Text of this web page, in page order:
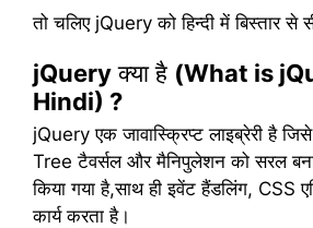
तो चलिए jQuery को हिन्दी में बिस्तार से
jQueryक्या है (What is
Hindi) ?
jQuery एक जावास्क्रिप्ट लाइब्रेरी है
Tree टैवर्सल और मैनिपुलेशन को सरल
किया गया है,साथ ही इवेंट हैंडलिंग, CSS
कार्य करता है।